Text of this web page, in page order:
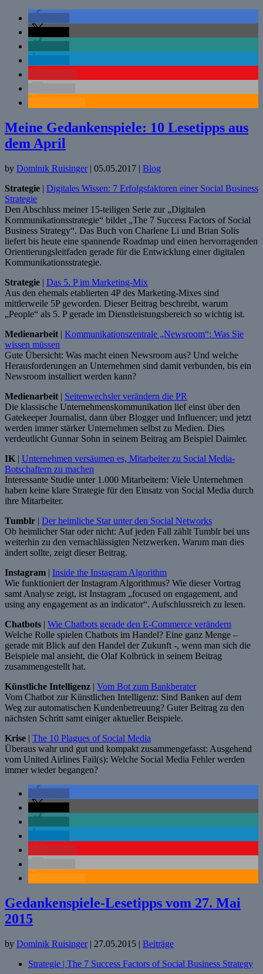
Meine Gedankenspiele: 10 Lesetipps aus
dem April
by Dominik Ruisinger | 05.05.2017 | Blog
Strategie | Digitales Wissen: 7 Erfolgsfaktoren einer Social Business
Strategie
Den Abschluss meiner 15-teiligen Serie zur „Digitalen
Kommunikationsstrategie“ bildet „The 7 Success Factors of Social
Business Strategy“. Das Buch von Charlene Li und Brian Solis
liefert bis heute eine spannende Roadmap und einen hervorragenden
Orientierungsleitfaden gerade für die Entwicklung einer digitalen
Kommunikationsstrategie.
Strategie | Das 5. P im Marketing-Mix
Aus den ehemals etablierten 4P des Marketing-Mixes sind
mittlerweile 5P geworden. Dieser Beitrag beschreibt, warum
„People“ als 5. P gerade im Dienstleistungsbereich so wichtig ist.
Medienarbeit | Kommunikationszentrale „Newsroom“: Was Sie
wissen müssen
Gute Übersicht: Was macht einen Newsroom aus? Und welche
Herausforderungen an Unternehmen sind damit verbunden, bis ein
Newsroom installiert werden kann?
Medienarbeit | Seitenwechsler verändern die PR
Die klassische Unternehmenskommunikation lief einst über den
Gatekeeper Journalist, dann über Blogger und Influencer; und jetzt
werden immer stärker Unternehmen selbst zu Medien. Dies
verdeutlicht Gunnar Sohn in seinem Beitrag am Beispiel Daimler.
IK | Unternehmen versäumen es, Mitarbeiter zu Social Media-
Botschaftern zu machen
Interessante Studie unter 1.000 Mitarbeitern: Viele Unternehmen
haben keine klare Strategie für den Einsatz von Social Media durch
ihre Mitarbeiter.
Tumblr | Der heimliche Star unter den Social Networks
Ob heimlicher Star oder nicht: Auf jeden Fall zählt Tumblr bei uns
weiterhin zu den vernachlässigten Netzwerken. Warum man dies
ändert sollte, zeigt dieser Beitrag.
Instagram | Inside the Instagram Algorithm
Wie funktioniert der Instagram Algorithmus? Wie dieser Vortrag
samt Analyse zeigt, ist Instagram „focused on engagement, and
using any engagement as an indicator“. Aufschlussreich zu lesen.
Chatbots | Wie Chatbots gerade den E-Commerce verändern
Welche Rolle spielen Chatbots im Handel? Eine ganz Menge –
gerade mit Blick auf den Handel der Zukunft -, wenn man sich die
Beispiele mal ansieht, die Olaf Kolbrück in seinem Beitrag
zusammengestellt hat.
Künstliche Intelligenz | Vom Bot zum Bankberater
Vom Chatbot zur Künstlichen Intelligenz: Sind Banken auf dem
Weg zur automatischen Kundenbetreuung? Guter Beitrag zu den
nächsten Schritt samt einiger aktueller Beispiele.
Krise | The 10 Plagues of Social Media
Überaus wahr und gut und kompakt zusammengefasst: Ausgehend
vom United Airlines Fail(s): Welche Social Media Fehler werden
immer wieder begangen?
Gedankenspiele-Lesetipps vom 27. Mai
2015
by Dominik Ruisinger | 27.05.2015 | Beiträge
Strategie | The 7 Success Factors of Social Business Strategy